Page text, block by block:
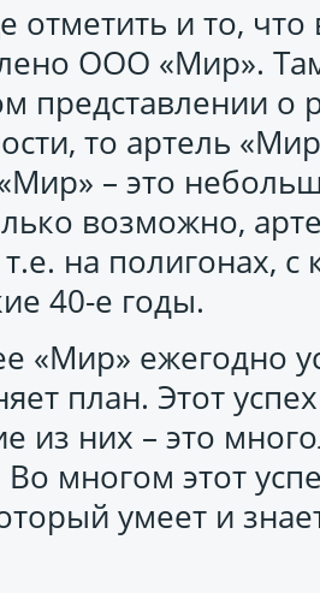
отметить и то,
ООО «Мир».
представлении о
то артель
– это
возможно,
на полигонах,
40-е годы.
«Мир» ежегодно
план. Этот
из них – это
Во многом этот
умеет и